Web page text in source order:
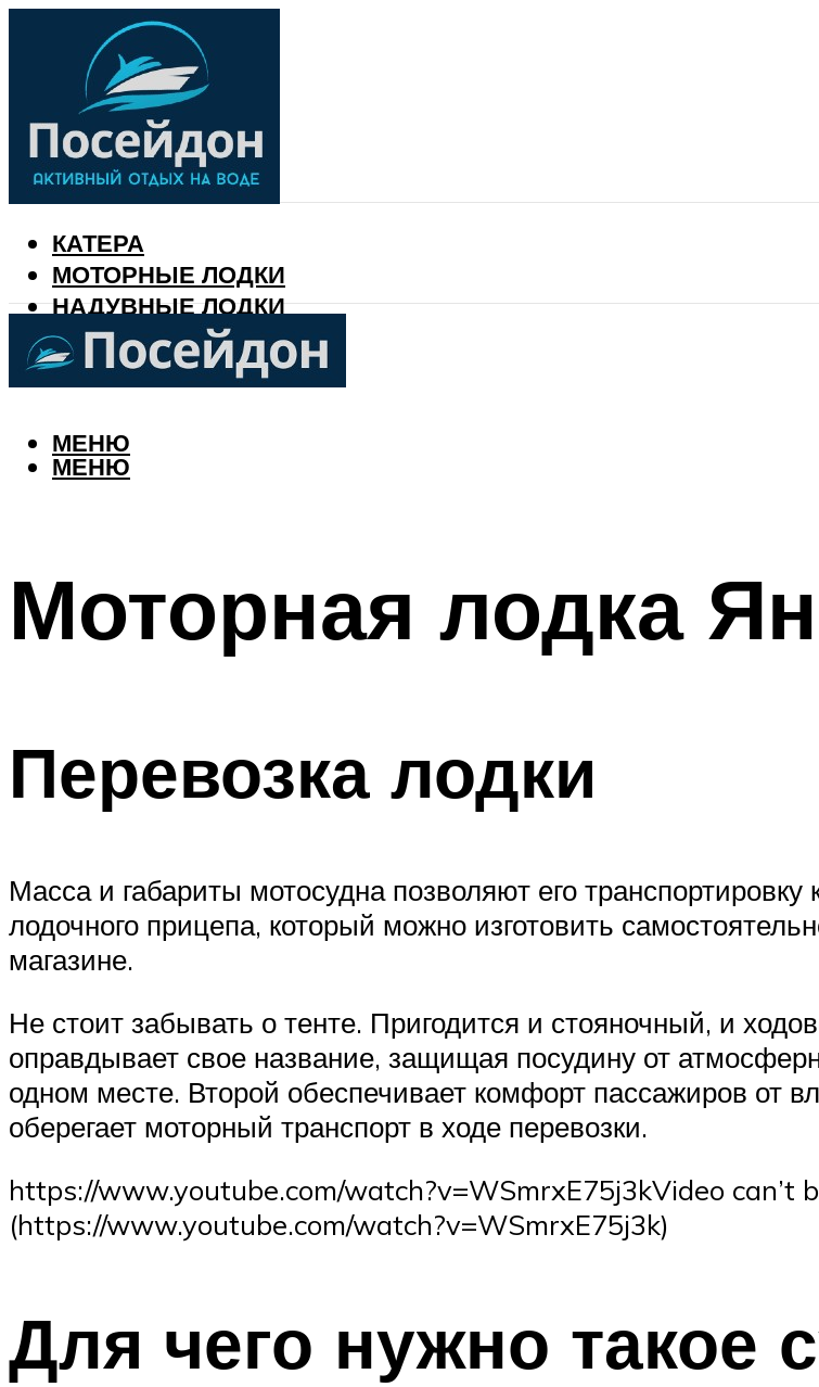
КАТЕРА
МОТОРНЫЕ ЛОДКИ
НАДУВНЫЕ ЛОДКИ
РЫБАЛКА
КАЛЕНДАРЬ РЫБАКА
МЕНЮ
МЕНЮ
Моторная лодка
Перевозка лодки
Масса и габариты мотосудна позволяют его
лодочного прицепа, который можно изготовить
магазине.
Не стоит забывать о тенте. Пригодится и стояночный, и
оправдывает свое название, защищая посудину от
одном месте. Второй обеспечивает комфорт пассажиров от
оберегает моторный транспорт в ходе перевозки.
https://www.youtube.com/watch?v=WSmrxE75j3kVideo can’t
(https://www.youtube.com/watch?v=WSmrxE75j3k)
Для чего нужно такое